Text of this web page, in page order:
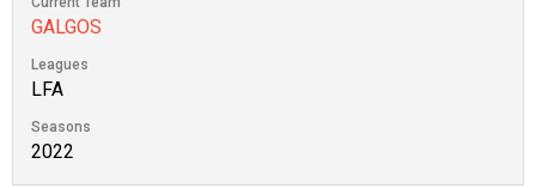
GALGOS
Leagues
LFA
Seasons
2022